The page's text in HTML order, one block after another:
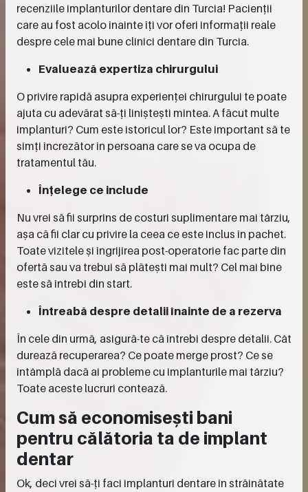
recenziile implanturilor dentare din Turcia! Pacienții
care au fost acolo înainte îți vor oferi informații reale
despre cele mai bune clinici dentare din Turcia.
Evaluează expertiza chirurgului
O privire rapidă asupra experienței chirurgului te poate
ajuta cu adevărat să-ți liniștești mintea. A făcut multe
implanturi? Cum este istoricul lor? Este important să te
simți încrezător în persoana care se va ocupa de
tratamentul tău.
Înțelege ce include
Nu vrei să fii surprins de costuri suplimentare mai târziu,
așa că fii clar cu privire la ceea ce este inclus în pachet.
Toate vizitele și îngrijirea post-operatorie fac parte din
ofertă sau va trebui să plătești mai mult? Cel mai bine
este să întrebi din start.
Întreabă despre detalii înainte de a rezerva
În cele din urmă, asigură-te că întrebi despre detalii. Cât
durează recuperarea? Ce poate merge prost? Ce se
întâmplă dacă ai probleme cu implanturile mai târziu?
Toate aceste lucruri contează.
Cum să economisești bani
pentru călătoria ta de implant
dentar
Ok, deci vrei să-ți faci implanturi dentare în străinătate